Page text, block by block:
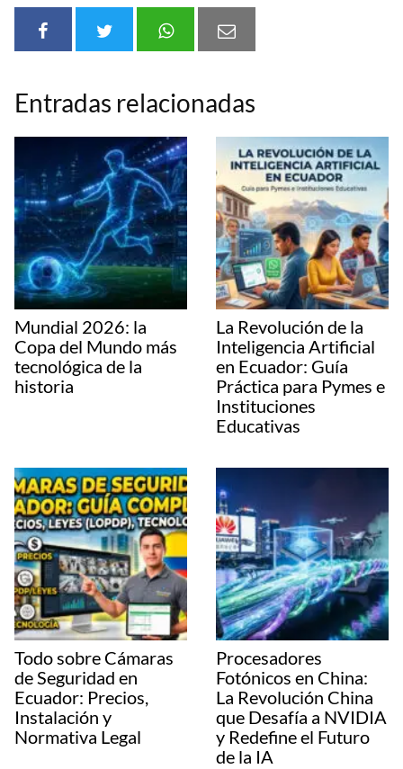
Entradas relacionadas
Mundial 2026: la
Copa del Mundo más
tecnológica de la
historia
La Revolución de la
Inteligencia Artificial
en Ecuador: Guía
Práctica para Pymes e
Instituciones
Educativas
Todo sobre Cámaras
de Seguridad en
Ecuador: Precios,
Instalación y
Normativa Legal
Procesadores
Fotónicos en China:
La Revolución China
que Desafía a NVIDIA
y Redefine el Futuro
de la IA